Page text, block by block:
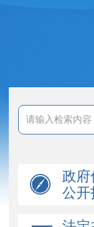
政府
公开